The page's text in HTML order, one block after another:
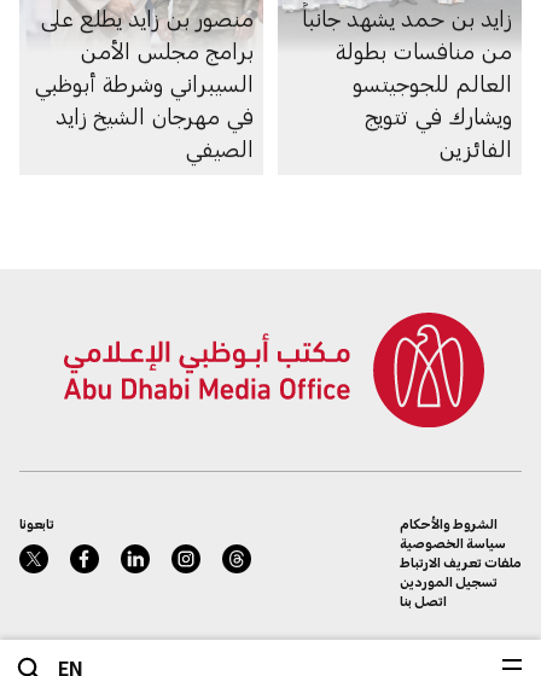
EN
زايد بن حمد يشهد جانباً
من منافسات بطولة
العالم للجوجيتسو
ويشارك في تتويج
الفائزين
منصور بن زايد يطلع على
برامج مجلس الأمن
السيبراني وشرطة أبوظبي
في مهرجان الشيخ زايد
الصيفي
تابعونا
الشروط والأحكام
سياسة الخصوصية
ملفات تعريف الارتباط
تسجيل الموردين
اتصل بنا